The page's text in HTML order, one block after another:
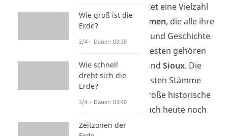
Nordamerika beheimatet eine Vielzahl
Ureinwohnerstämmen, die alle ihre
eigene Kultur, Sprache und Geschichte
haben. Zu den bekanntesten gehören
Cherokee,Navajo undSioux. Die
folgenden 10 bekanntesten Stämme
haben nicht nur eine große historische
Bedeutung, sondern auch heute noch
viele Mitglieder:
Wie groß ist die
Erde?
2/4 – Dauer: 03:30
Wie schnell
dreht sich die
Erde?
3/4 – Dauer: 03:40
Zeitzonen der